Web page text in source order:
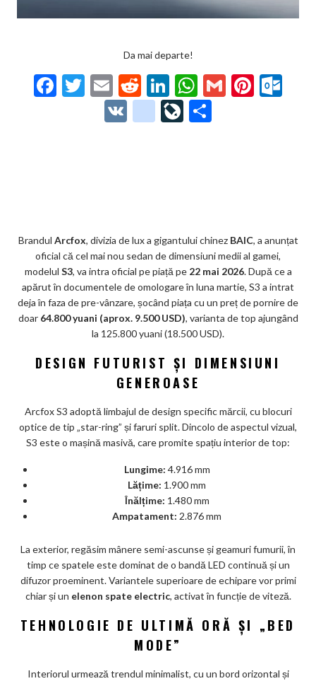
Da mai departe!
F T
w
itt
E
m
ai
R
e
d
Li
n
ke
W
h
at
G Pi
g
o
o
k
m
ar
ks
Li
Brandul Arcfox, divizia de lux a gigantului chinez BAIC, a anunțat
oficial că cel mai nou sedan de dimensiuni medii al gamei,
modelul S3, va intra oficial pe piață pe 22 mai 2026. După ce a
apărut în documentele de omologare în luna martie, S3 a intrat
deja în faza de pre-vânzare, șocând piața cu un preț de pornire de
doar 64.800 yuani (aprox. 9.500 USD), varianta de top ajungând
la 125.800 yuani (18.500 USD).
DESIGN FUTURIST ȘI DIMENSIUNI
GENEROASE
Arcfox S3 adoptă limbajul de design specific mărcii, cu blocuri
optice de tip „star-ring” și faruri split. Dincolo de aspectul vizual,
S3 este o mașină masivă, care promite spațiu interior de top:
Lungime: 4.916 mm
Lățime: 1.900 mm
Înălțime: 1.480 mm
Ampatament: 2.876 mm
La exterior, regăsim mânere semi-ascunse și geamuri fumurii, în
timp ce spatele este dominat de o bandă LED continuă și un
difuzor proeminent. Variantele superioare de echipare vor primi
chiar și un elenon spate electric, activat în funcție de viteză.
TEHNOLOGIE DE ULTIMĂ ORĂ ȘI „BED
MODE”
Interiorul urmează trendul minimalist, cu un bord orizontal și